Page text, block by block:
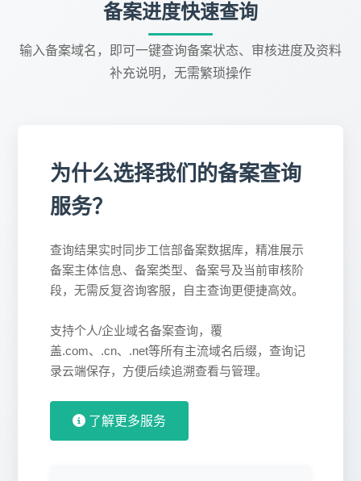
备案进度快速查询
输入备案域名，即可一键查询备案状态、审核进度及资料
补充说明，无需繁琐操作
为什么选择我们的备案查询
服务？
查询结果实时同步工信部备案数据库，精准展示
备案主体信息、备案类型、备案号及当前审核阶
段，无需反复咨询客服，自主查询更便捷高效。
支持个人/企业域名备案查询，覆
盖.com、.cn、.net等所有主流域名后缀，查询记
录云端保存，方便后续追溯查看与管理。
了解更多服务